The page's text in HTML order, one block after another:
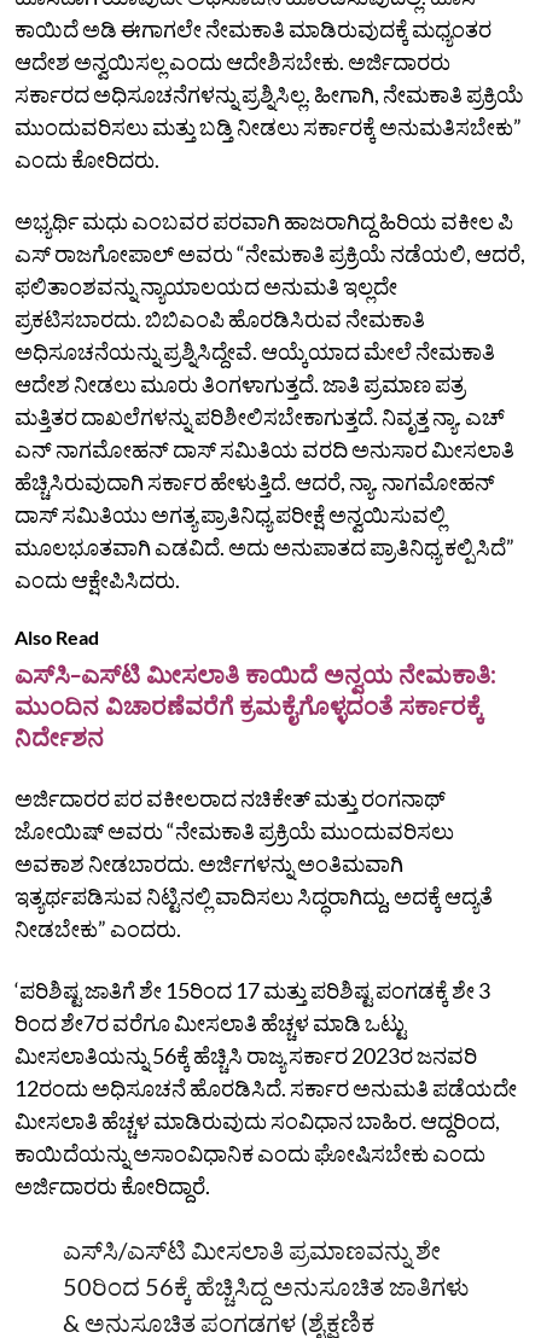
ಕಾಯಿದೆ ಅಡಿ ಈಗಾಗಲೇ ನೇಮಕಾತಿ ಮಾಡಿರುವುದಕ್ಕೆ ಮಧ್ಯಂತರ
ಆದೇಶ ಅನ್ವಯಿಸಲ್ಲ ಎಂದು ಆದೇಶಿಸಬೇಕು. ಅರ್ಜಿದಾರರು
ಸರ್ಕಾರದ ಅಧಿಸೂಚನೆಗಳನ್ನು ಪ್ರಶ್ನಿಸಿಲ್ಲ. ಹೀಗಾಗಿ, ನೇಮಕಾತಿ ಪ್ರಕ್ರಿಯೆ
ಮುಂದುವರಿಸಲು ಮತ್ತು ಬಡ್ತಿ ನೀಡಲು ಸರ್ಕಾರಕ್ಕೆ ಅನುಮತಿಸಬೇಕು”
ಎಂದು ಕೋರಿದರು.
ಅಭ್ಯರ್ಥಿ ಮಧು ಎಂಬವರ ಪರವಾಗಿ ಹಾಜರಾಗಿದ್ದ ಹಿರಿಯ ವಕೀಲ ಪಿ
ಎಸ್‌ ರಾಜಗೋಪಾಲ್‌ ಅವರು “ನೇಮಕಾತಿ ಪ್ರಕ್ರಿಯೆ ನಡೆಯಲಿ, ಆದರೆ,
ಫಲಿತಾಂಶವನ್ನು ನ್ಯಾಯಾಲಯದ ಅನುಮತಿ ಇಲ್ಲದೇ
ಪ್ರಕಟಿಸಬಾರದು. ಬಿಬಿಎಂಪಿ ಹೊರಡಿಸಿರುವ ನೇಮಕಾತಿ
ಅಧಿಸೂಚನೆಯನ್ನು ಪ್ರಶ್ನಿಸಿದ್ದೇವೆ. ಆಯ್ಕೆಯಾದ ಮೇಲೆ ನೇಮಕಾತಿ
ಆದೇಶ ನೀಡಲು ಮೂರು ತಿಂಗಳಾಗುತ್ತದೆ. ಜಾತಿ ಪ್ರಮಾಣ ಪತ್ರ
ಮತ್ತಿತರ ದಾಖಲೆಗಳನ್ನು ಪರಿಶೀಲಿಸಬೇಕಾಗುತ್ತದೆ. ನಿವೃತ್ತ ನ್ಯಾ. ಎಚ್‌
ಎನ್‌ ನಾಗಮೋಹನ್‌ ದಾಸ್‌ ಸಮಿತಿಯ ವರದಿ ಅನುಸಾರ ಮೀಸಲಾತಿ
ಹೆಚ್ಚಿಸಿರುವುದಾಗಿ ಸರ್ಕಾರ ಹೇಳುತ್ತಿದೆ. ಆದರೆ, ನ್ಯಾ. ನಾಗಮೋಹನ್‌
ದಾಸ್‌ ಸಮಿತಿಯು ಅಗತ್ಯ ಪ್ರಾತಿನಿಧ್ಯ ಪರೀಕ್ಷೆ ಅನ್ವಯಿಸುವಲ್ಲಿ
ಮೂಲಭೂತವಾಗಿ ಎಡವಿದೆ. ಅದು ಅನುಪಾತದ ಪ್ರಾತಿನಿಧ್ಯ ಕಲ್ಪಿಸಿದೆ”
ಎಂದು ಆಕ್ಷೇಪಿಸಿದರು.
Also Read
ಎಸ್‌ಸಿ-ಎಸ್‌ಟಿ ಮೀಸಲಾತಿ ಕಾಯಿದೆ ಅನ್ವಯ ನೇಮಕಾತಿ:
ಮುಂದಿನ ವಿಚಾರಣೆವರೆಗೆ ಕ್ರಮಕೈಗೊಳ್ಳದಂತೆ ಸರ್ಕಾರಕ್ಕೆ
ನಿರ್ದೇಶನ
ಅರ್ಜಿದಾರರ ಪರ ವಕೀಲರಾದ ನಚಿಕೇತ್‌ ಮತ್ತು ರಂಗನಾಥ್‌
ಜೋಯಿಷ್‌ ಅವರು “ನೇಮಕಾತಿ ಪ್ರಕ್ರಿಯೆ ಮುಂದುವರಿಸಲು
ಅವಕಾಶ ನೀಡಬಾರದು. ಅರ್ಜಿಗಳನ್ನು ಅಂತಿಮವಾಗಿ
ಇತ್ಯರ್ಥಪಡಿಸುವ ನಿಟ್ಟಿನಲ್ಲಿ ವಾದಿಸಲು ಸಿದ್ಧರಾಗಿದ್ದು, ಅದಕ್ಕೆ ಆದ್ಯತೆ
ನೀಡಬೇಕು” ಎಂದರು.
‘ಪರಿಶಿಷ್ಟ ಜಾತಿಗೆ ಶೇ 15ರಿಂದ 17 ಮತ್ತು ಪರಿಶಿಷ್ಟ ಪಂಗಡಕ್ಕೆ ಶೇ 3
ರಿಂದ ಶೇ7ರ ವರೆಗೂ ಮೀಸಲಾತಿ ಹೆಚ್ಚಳ ಮಾಡಿ ಒಟ್ಟು
ಮೀಸಲಾತಿಯನ್ನು 56ಕ್ಕೆ ಹೆಚ್ಚಿಸಿ ರಾಜ್ಯ ಸರ್ಕಾರ 2023ರ ಜನವರಿ
12ರಂದು ಅಧಿಸೂಚನೆ ಹೊರಡಿಸಿದೆ. ಸರ್ಕಾರ ಅನುಮತಿ ಪಡೆಯದೇ
ಮೀಸಲಾತಿ ಹೆಚ್ಚಳ ಮಾಡಿರುವುದು ಸಂವಿಧಾನ ಬಾಹಿರ. ಆದ್ದರಿಂದ,
ಕಾಯಿದೆಯನ್ನು ಅಸಾಂವಿಧಾನಿಕ ಎಂದು ಘೋಷಿಸಬೇಕು ಎಂದು
ಅರ್ಜಿದಾರರು ಕೋರಿದ್ದಾರೆ.
ಎಸ್‌ಸಿ/ಎಸ್‌ಟಿ ಮೀಸಲಾತಿ ಪ್ರಮಾಣವನ್ನು ಶೇ
50ರಿಂದ 56ಕ್ಕೆ ಹೆಚ್ಚಿಸಿದ್ದ ಅನುಸೂಚಿತ ಜಾತಿಗಳು
& ಅನುಸೂಚಿತ ಪಂಗಡಗಳ (ಶೈಕ್ಷಣಿಕ